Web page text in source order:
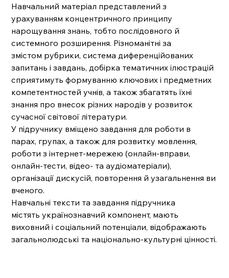
Навчальний матеріал представлений з
урахуванням концентричного принципу
нарощування знань, тобто послідовного й
системного розширення. Різноманітні за
змістом рубрики, система диференційованих
запитань і завдань, добірка тематичних ілюстрацій
сприятимуть формуванню ключових і предметних
компетентностей учнів, а також збагатять їхні
знання про внесок різних народів у розвиток
сучасної світової літератури.
У підручнику вміщено завдання для роботи в
парах, групах, а також для розвитку мовлення,
роботи з інтернет-мережею (онлайн-вправи,
онлайн-тести, відео- та аудіоматеріали),
організації дискусій, повторення й узагальнення ви
вченого.
Навчальні тексти та завдання підручника
містять українознавчий компонент, мають
виховний і соціальний потенціали, відображають
загальнолюдські та національно-культурні цінності.